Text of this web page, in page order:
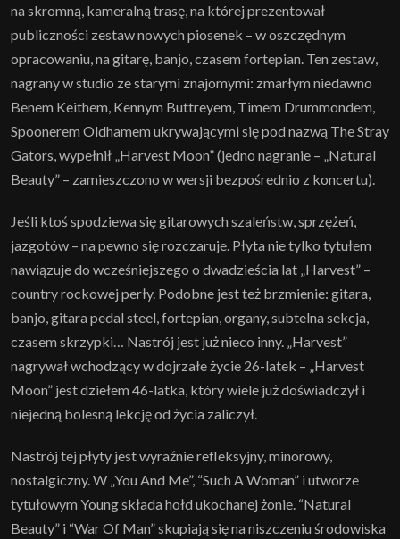
na skromną, kameralną trasę, na której prezentował
publiczności zestaw nowych piosenek – w oszczędnym
opracowaniu, na gitarę, banjo, czasem fortepian. Ten zestaw,
nagrany w studio ze starymi znajomymi: zmarłym niedawno
Benem Keithem, Kennym Buttreyem, Timem Drummondem,
Spoonerem Oldhamem ukrywającymi się pod nazwą The Stray
Gators, wypełnił „Harvest Moon” (jedno nagranie – „Natural
Beauty” – zamieszczono w wersji bezpośrednio z koncertu).
Jeśli ktoś spodziewa się gitarowych szaleństw, sprzężeń,
jazgotów – na pewno się rozczaruje. Płyta nie tylko tytułem
nawiązuje do wcześniejszego o dwadzieścia lat „Harvest” –
country rockowej perły. Podobne jest też brzmienie: gitara,
banjo, gitara pedal steel, fortepian, organy, subtelna sekcja,
czasem skrzypki… Nastrój jest już nieco inny. „Harvest”
nagrywał wchodzący w dojrzałe życie 26-latek – „Harvest
Moon” jest dziełem 46-latka, który wiele już doświadczył i
niejedną bolesną lekcję od życia zaliczył.
Nastrój tej płyty jest wyraźnie refleksyjny, minorowy,
nostalgiczny. W „You And Me”, “Such A Woman” i utworze
tytułowym Young składa hołd ukochanej żonie. “Natural
Beauty” i “War Of Man” skupiają się na niszczeniu środowiska